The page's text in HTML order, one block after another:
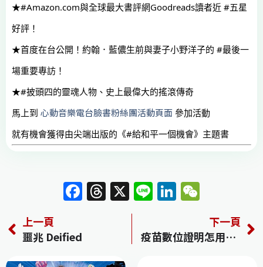
★#Amazon.com與全球最大書評網Goodreads讀者近 #五星
好評 ！
★首度在台公開！約翰．藍儂生前與妻子小野洋子的 #最後一
場重要專訪 ！
★#披頭四的靈魂人物 、史上最偉大的搖滾傳奇
馬上到 心動音樂電台臉書粉絲團活動頁面 參加活動
就有機會獲得由尖端出版的《#給和平一個機會》主題書
F
a
T
h
X Li
n
e
Li
n
k
e
C
h
上一頁
噩兆 Deified
下一頁
疫苗數位證明怎用？ 指揮中心下午2時說明